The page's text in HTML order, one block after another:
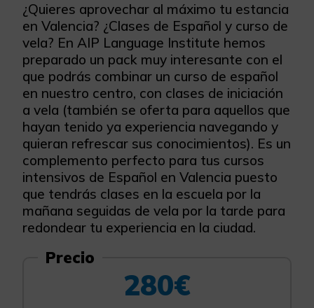
¿Quieres aprovechar al máximo tu estancia
en Valencia? ¿Clases de Español y curso de
vela? En AIP Language Institute hemos
preparado un pack muy interesante con el
que podrás combinar un curso de español
en nuestro centro, con clases de iniciación
a vela (también se oferta para aquellos que
hayan tenido ya experiencia navegando y
quieran refrescar sus conocimientos). Es un
complemento perfecto para tus cursos
intensivos de Español en Valencia puesto
que tendrás clases en la escuela por la
mañana seguidas de vela por la tarde para
redondear tu experiencia en la ciudad.
Precio
280€